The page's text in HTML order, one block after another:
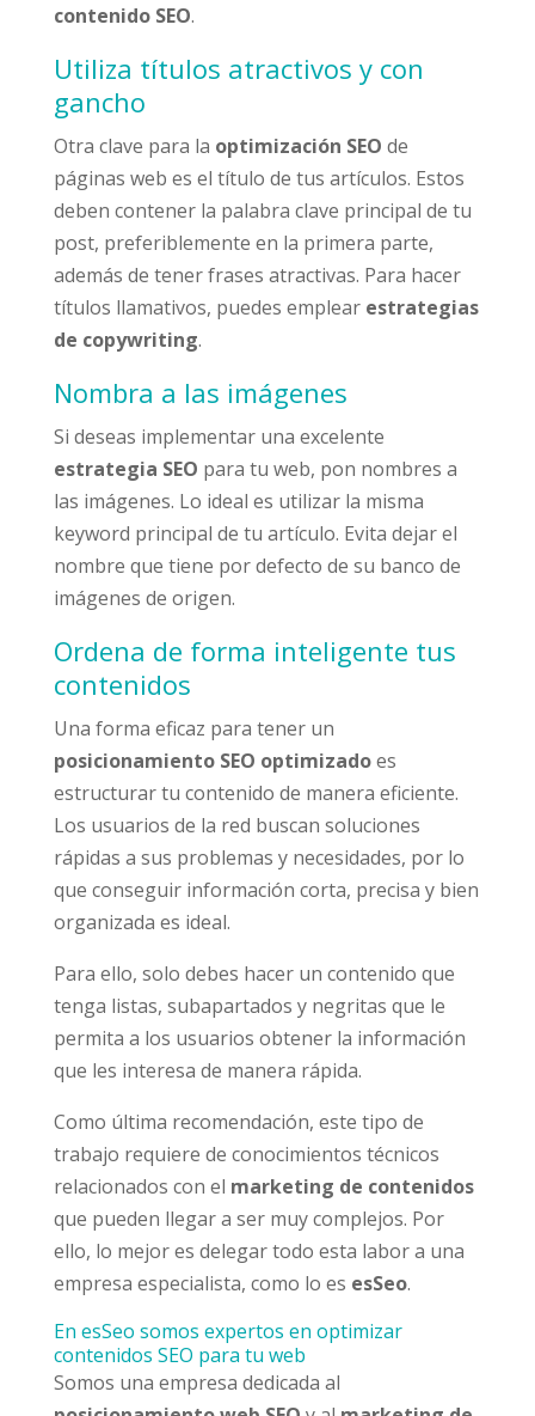
contenido SEO.
Utiliza títulos atractivos y con
gancho
Otra clave para la optimización SEO de
páginas web es el título de tus artículos. Estos
deben contener la palabra clave principal de tu
post, preferiblemente en la primera parte,
además de tener frases atractivas. Para hacer
títulos llamativos, puedes emplear estrategias
de copywriting.
Nombra a las imágenes
Si deseas implementar una excelente
estrategia SEO para tu web, pon nombres a
las imágenes. Lo ideal es utilizar la misma
keyword principal de tu artículo. Evita dejar el
nombre que tiene por defecto de su banco de
imágenes de origen.
Ordena de forma inteligente tus
contenidos
Una forma eficaz para tener un
posicionamiento SEO optimizadoes
estructurar tu contenido de manera eficiente.
Los usuarios de la red buscan soluciones
rápidas a sus problemas y necesidades, por lo
que conseguir información corta, precisa y bien
organizada es ideal.
Para ello, solo debes hacer un contenido que
tenga listas, subapartados y negritas que le
permita a los usuarios obtener la información
que les interesa de manera rápida.
Como última recomendación, este tipo de
trabajo requiere de conocimientos técnicos
relacionados con el marketing de contenidos
que pueden llegar a ser muy complejos. Por
ello, lo mejor es delegar todo esta labor a una
empresa especialista, como lo es esSeo.
En esSeo somos expertos en optimizar
contenidos SEO para tu web
Somos una empresa dedicada al